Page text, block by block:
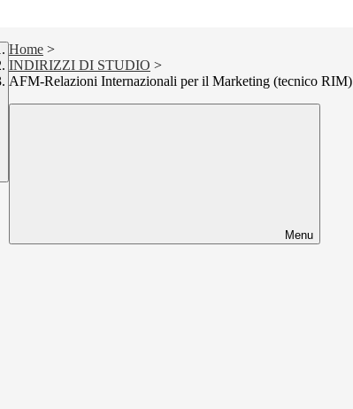
Home >
INDIRIZZI DI STUDIO >
AFM-Relazioni Internazionali per il Marketing (tecnico RIM)
Menu